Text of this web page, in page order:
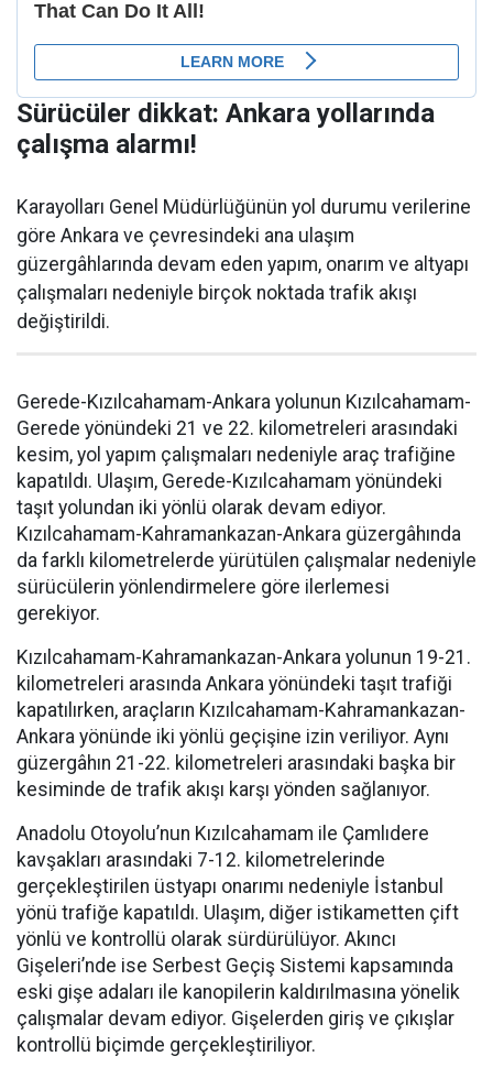
Sürücüler dikkat: Ankara yollarında
çalışma alarmı!
Karayolları Genel Müdürlüğünün yol durumu verilerine
göre Ankara ve çevresindeki ana ulaşım
güzergâhlarında devam eden yapım, onarım ve altyapı
çalışmaları nedeniyle birçok noktada trafik akışı
değiştirildi.
Gerede-Kızılcahamam-Ankara yolunun Kızılcahamam-
Gerede yönündeki 21 ve 22. kilometreleri arasındaki
kesim, yol yapım çalışmaları nedeniyle araç trafiğine
kapatıldı. Ulaşım, Gerede-Kızılcahamam yönündeki
taşıt yolundan iki yönlü olarak devam ediyor.
Kızılcahamam-Kahramankazan-Ankara güzergâhında
da farklı kilometrelerde yürütülen çalışmalar nedeniyle
sürücülerin yönlendirmelere göre ilerlemesi
gerekiyor.
Kızılcahamam-Kahramankazan-Ankara yolunun 19-21.
kilometreleri arasında Ankara yönündeki taşıt trafiği
kapatılırken, araçların Kızılcahamam-Kahramankazan-
Ankara yönünde iki yönlü geçişine izin veriliyor. Aynı
güzergâhın 21-22. kilometreleri arasındaki başka bir
kesiminde de trafik akışı karşı yönden sağlanıyor.
Anadolu Otoyolu’nun Kızılcahamam ile Çamlıdere
kavşakları arasındaki 7-12. kilometrelerinde
gerçekleştirilen üstyapı onarımı nedeniyle İstanbul
yönü trafiğe kapatıldı. Ulaşım, diğer istikametten çift
yönlü ve kontrollü olarak sürdürülüyor. Akıncı
Gişeleri’nde ise Serbest Geçiş Sistemi kapsamında
eski gişe adaları ile kanopilerin kaldırılmasına yönelik
çalışmalar devam ediyor. Gişelerden giriş ve çıkışlar
kontrollü biçimde gerçekleştiriliyor.